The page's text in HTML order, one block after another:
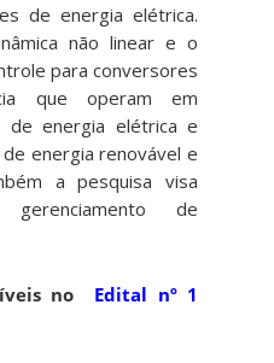
de energia elétrica.
não linear e o
para conversores
que operam em
de energia elétrica e
energia renovável e
a pesquisa visa
de
no Edital nº 1